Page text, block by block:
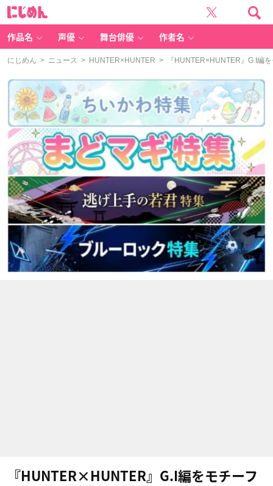
作品名 声優 舞台俳優 作者名
にじめん > ニュース > HUNTER×HUNTER > 『HUNTER×HUNTER』G.I編
『HUNTER×HUNTER』G.I編をモチーフ